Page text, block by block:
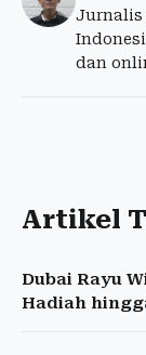
Jurnalis
dan
Artikel
Dubai Rayu
Hadiah